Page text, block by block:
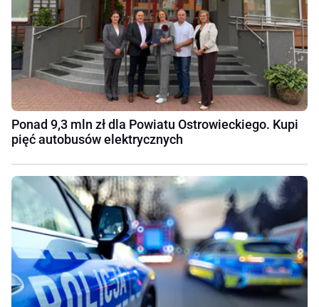
Ponad 9,3 mln zł dla Powiatu Ostrowieckiego. Kupi
pięć autobusów elektrycznych